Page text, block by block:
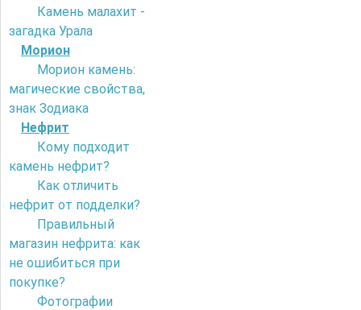
Камень малахит -
загадка Урала
Морион
Морион камень:
магические свойства,
знак Зодиака
Нефрит
Кому подходит
камень нефрит?
Как отличить
нефрит от подделки?
Правильный
магазин нефрита: как
не ошибиться при
покупке?
Фотографии